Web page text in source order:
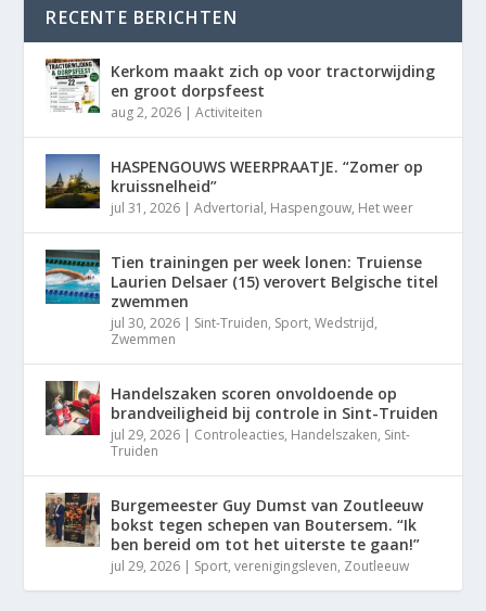
RECENTE BERICHTEN
Kerkom maakt zich op voor tractorwijding
en groot dorpsfeest
aug 2, 2026 |Activiteiten
HASPENGOUWS WEERPRAATJE. “Zomer op
kruissnelheid”
jul 31, 2026 |Advertorial, Haspengouw, Het weer
Tien trainingen per week lonen: Truiense
Laurien Delsaer (15) verovert Belgische titel
zwemmen
jul 30, 2026 | Sint-Truiden, Sport,Wedstrijd,
Zwemmen
Handelszaken scoren onvoldoende op
brandveiligheid bij controle in Sint-Truiden
jul 29, 2026 | Controleacties, Handelszaken, Sint-
Truiden
Burgemeester Guy Dumst van Zoutleeuw
bokst tegen schepen van Boutersem. “Ik
ben bereid om tot het uiterste te gaan!”
jul 29, 2026 | Sport,verenigingsleven, Zoutleeuw